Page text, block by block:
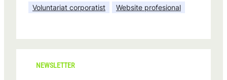
Voluntariat corporatist
Website profesional
NEWSLETTER